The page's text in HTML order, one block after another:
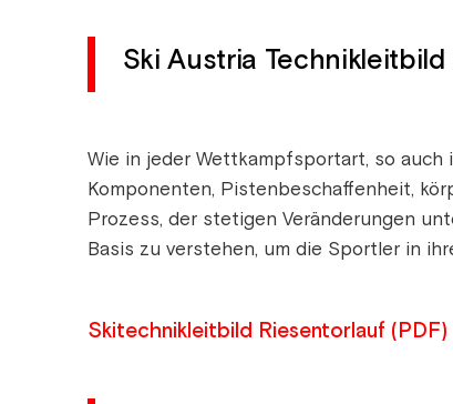
Ski Austria
Wie in jeder Wettkampfsportart, so
Komponenten, Pistenbeschaffenheit,
Prozess, der stetigen Veränderungen
Basis zu verstehen, um die Sportler in
Skitechnikleitbild Riesentorlauf (PDF)